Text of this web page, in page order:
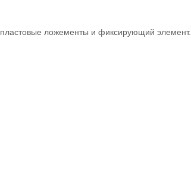
ложементы и фиксирующий элемент.